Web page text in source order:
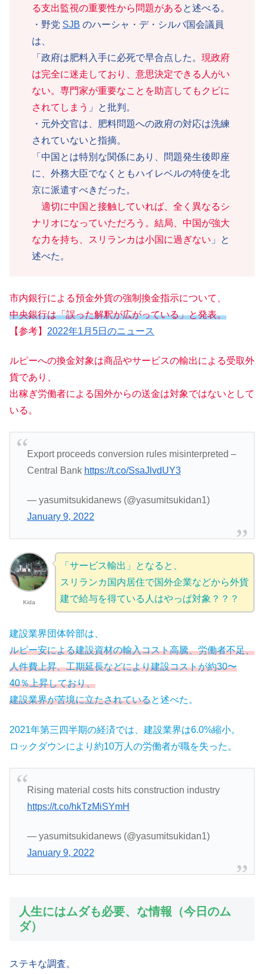
る支出監視の重要性から問題がある と述べる。
・野党 SJB のハーシャ・デ・シルバ国会議員
は、
「政府は肥料入手に必死で早合点した。 現政府
は完全に迷走しており、意思決定できる人がい
ない。専門家が重要なことを助言してもクビに
されてしまう 」と批判。
・元外交官は、肥料問題への政府の対応は洗練
されていないと指摘。
「中国とは特別な関係にあり、問題発生後即座
に、外務大臣でなくともハイレベルの特使を北
京に派遣すべきだった。
適切に中国と接触していれば、全く異なるシ
ナリオになっていただろう。結局、中国が強大
な力を持ち、スリランカは小国に過ぎない 」と
述べた。
市内銀行による預金外貨の強制換金指示について、
中央銀行は「誤った解釈が広がっている」と発表。
【参考】 2022年1月5日のニュース
ルピーへの換金対象は商品やサービスの輸出による受取外
貨であり、
出稼ぎ労働者による国外からの送金は対象ではないとして
いる。
Export proceeds conversion rules misinterpreted –
Central Bank https://t.co/SsaJlvdUY3
— yasumitsukidanews (@yasumitsukidan1)
January 9, 2022
Kida
「サービス輸出」となると、
スリランカ国内居住で国外企業などから外貨
建で給与を得ている人はやっぱ対象？？？
建設業界団体幹部は、
ルピー安による建設資材の輸入コスト高騰、労働者不足、
人件費上昇、工期延長などにより建設コストが約30〜
40％上昇しており、
建設業界が苦境に立たされていると述べた。
2021年第三四半期の経済では、建設業界は6.0%縮小。
ロックダウンにより約10万人の労働者が職を失った。
Rising material costs hits construction industry
https://t.co/hkTzMiSYmH
— yasumitsukidanews (@yasumitsukidan1)
January 9, 2022
人生にはムダも必要、な情報（今日のム
ダ）
ステキな調査。